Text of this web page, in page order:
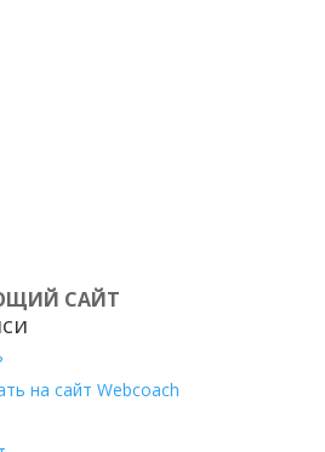
САЙТ
на сайт Webcoach